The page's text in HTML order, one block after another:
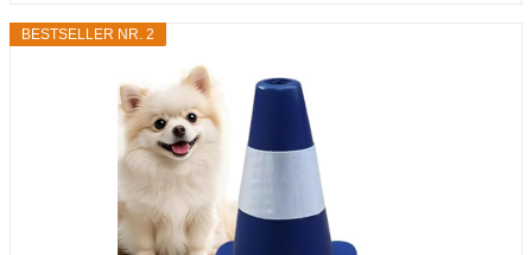
BESTSELLER NR. 2